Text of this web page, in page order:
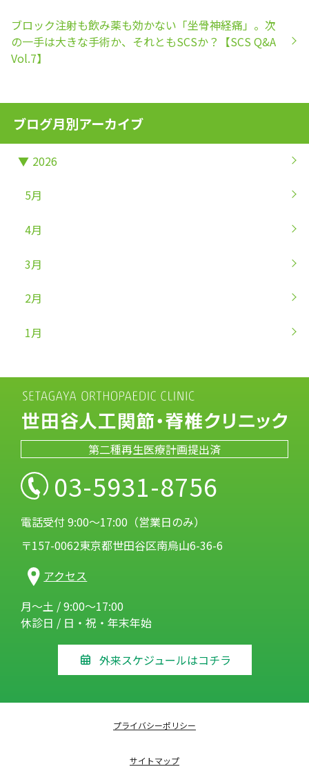
ブロック注射も飲み薬も効かない「坐骨神経痛」。次
の一手は大きな手術か、それともSCSか？【SCS Q&A
Vol.7】
ブログ月別アーカイブ
▼ 2026
5月
4月
3月
2月
1月
第二種再生医療計画提出済
03-5931-8756
電話受付 9:00～17:00（営業日のみ）
〒157-0062東京都世田谷区南烏山6-36-6
アクセス
月～土 / 9:00～17:00
休診日 / 日・祝・年末年始
外来スケジュールはコチラ
プライバシーポリシー
サイトマップ